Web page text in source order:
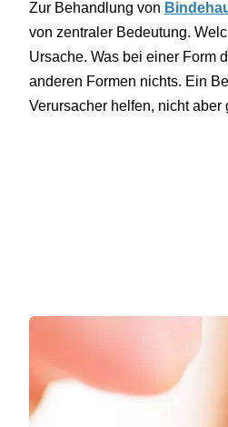
Zur Behandlung von
von zentraler Bedeutung.
Ursache. Was bei einer Form
anderen Formen nichts. Ein
Verursacher helfen, nicht